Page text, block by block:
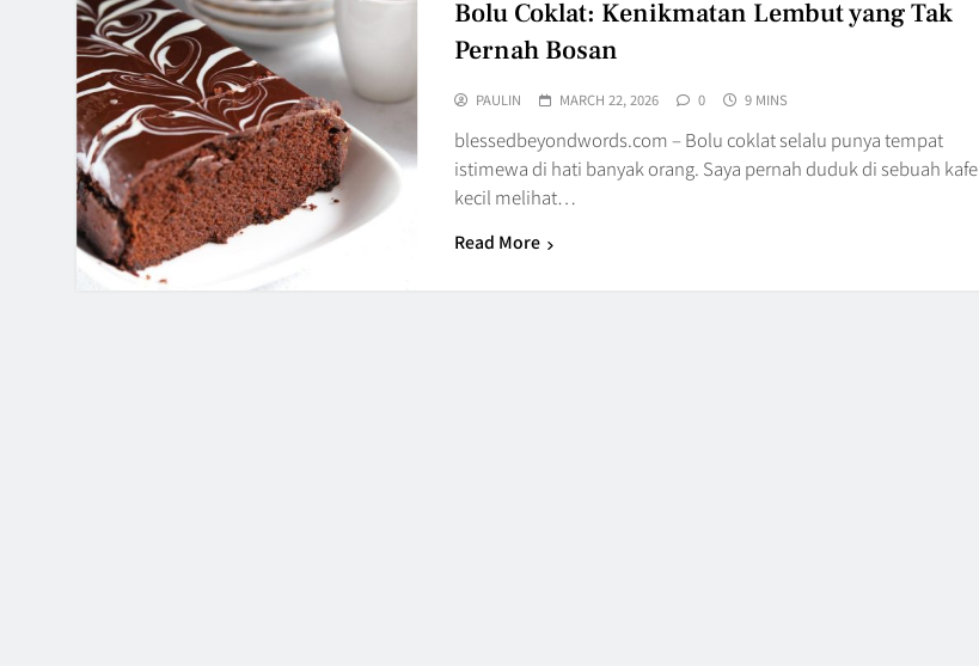
Bolu Coklat: Kenikmatan Lembut yang Tak
Pernah Bosan
PAULIN MARCH 22, 2026 0 9 MINS
blessedbeyondwords.com – Bolu coklat selalu punya tempat
istimewa di hati banyak orang. Saya pernah duduk di sebuah kafe
kecil melihat…
Read More